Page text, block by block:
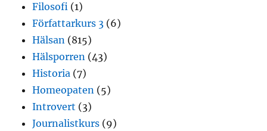
Filosofi (1)
Författarkurs 3 (6)
Hälsan (815)
Hälsporren (43)
Historia (7)
Homeopaten (5)
Introvert (3)
Journalistkurs (9)